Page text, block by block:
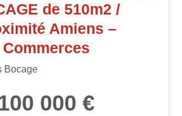
de 510m2 /
Amiens –
Commerces
Bocage
000 €